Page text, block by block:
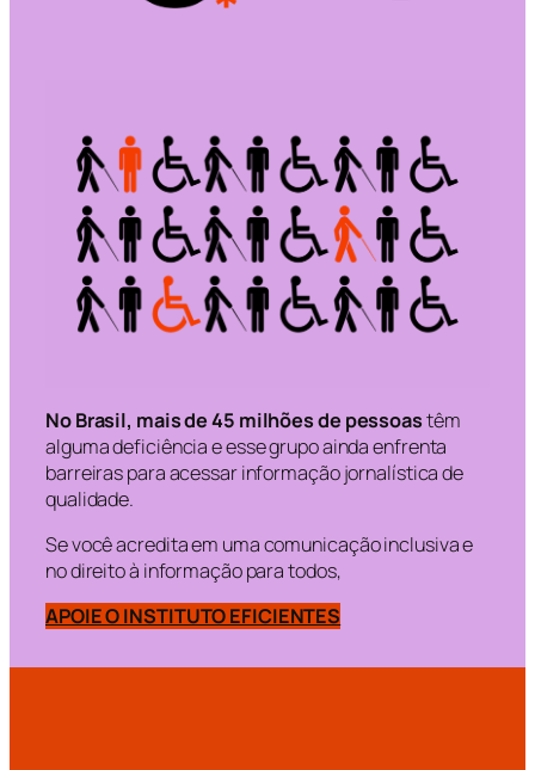
No Brasil, mais de 45 milhões de pessoastêm
alguma deficiência e esse grupo ainda enfrenta
barreiras para acessar informação jornalística de
qualidade.
Se você acredita em uma comunicação inclusiva e
no direito à informação para todos,
APOIE O INSTITUTO EFICIENTES